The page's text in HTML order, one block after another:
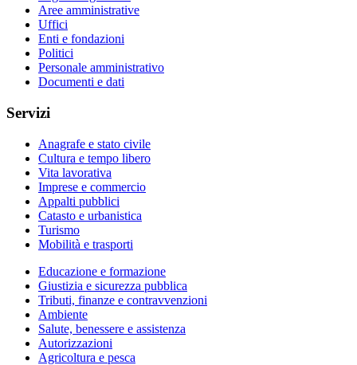
Aree amministrative
Uffici
Enti e fondazioni
Politici
Personale amministrativo
Documenti e dati
Servizi
Anagrafe e stato civile
Cultura e tempo libero
Vita lavorativa
Imprese e commercio
Appalti pubblici
Catasto e urbanistica
Turismo
Mobilità e trasporti
Educazione e formazione
Giustizia e sicurezza pubblica
Tributi, finanze e contravvenzioni
Ambiente
Salute, benessere e assistenza
Autorizzazioni
Agricoltura e pesca